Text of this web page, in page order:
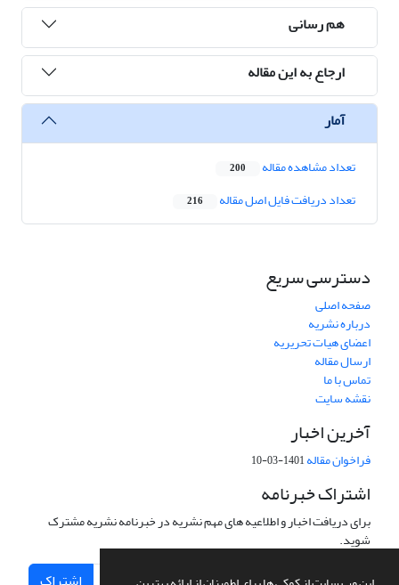
هم رسانی
ارجاع به این مقاله
آمار
تعداد مشاهده مقاله 200
تعداد دریافت فایل اصل مقاله 216
دسترسی سریع
صفحه اصلی
درباره نشریه
اعضای هیات تحریریه
ارسال مقاله
تماس با ما
نقشه سایت
آخرین اخبار
فراخوان مقاله1401-03-10
اشتراک خبرنامه
برای دریافت اخبار و اطلاعیه های مهم نشریه در خبرنامه نشریه مشترک
شوید.